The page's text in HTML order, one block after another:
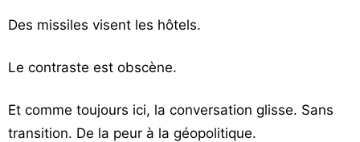
Des missiles visent les hôtels.
Le contraste est obscène.
Et comme toujours ici, la conversation glisse. Sans
transition. De la peur à la géopolitique.